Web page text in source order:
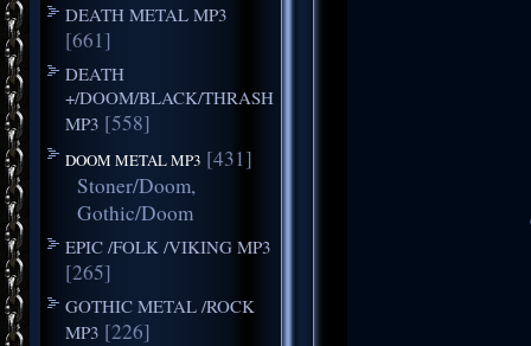
DEATH METAL MP3
[661]
DEATH
+/DOOM/BLACK/THRASH
MP3 [558]
DOOM METAL MP3 [431]
Stoner/Doom,
Gothic/Doom
EPIC /FOLK /VIKING MP3
[265]
GOTHIC METAL /ROCK
MP3 [226]